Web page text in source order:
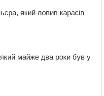
який ловив карасів
майже два роки був у